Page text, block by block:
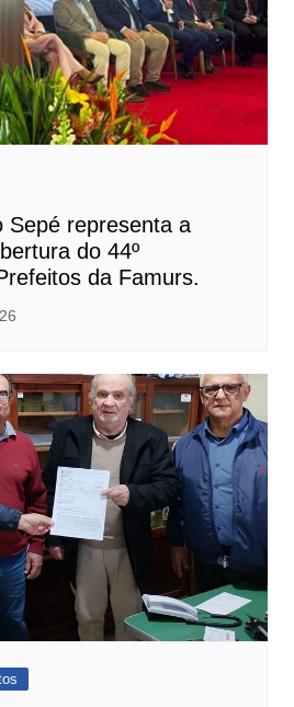
Sepé representa a
do 44º
da Famurs.